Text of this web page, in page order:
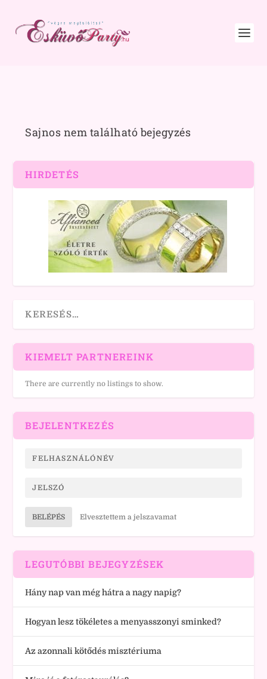
Sajnos nem található bejegyzés
HIRDETÉS
KIEMELT PARTNEREINK
There are currently no listings to show.
BEJELENTKEZÉS
BELÉPÉS Elvesztettem a jelszavamat
LEGUTÓBBI BEJEGYZÉSEK
Hány nap van még hátra a nagy napig?
Hogyan lesz tökéletes a menyasszonyi sminked?
Az azonnali kötődés misztériuma